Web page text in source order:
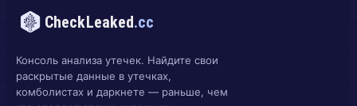
CheckLeaked.cc
Консоль анализа утечек. Найдите свои
раскрытые данные в утечках,
комболистах и даркнете — раньше, чем